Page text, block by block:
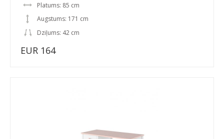
Platums: 85 cm
Augstums: 171 cm
Dziļums: 42 cm
EUR 164